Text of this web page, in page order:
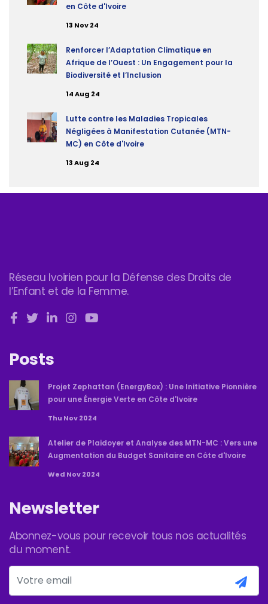
en Côte d'Ivoire
13 Nov 24
Renforcer l’Adaptation Climatique en
Afrique de l’Ouest : Un Engagement pour la
Biodiversité et l’Inclusion
14 Aug 24
Lutte contre les Maladies Tropicales
Négligées à Manifestation Cutanée (MTN-
MC) en Côte d'Ivoire
13 Aug 24
Réseau Ivoirien pour la Défense des Droits de
l’Enfant et de la Femme.
Posts
Projet Zephattan (EnergyBox) : Une Initiative Pionnière
pour une Énergie Verte en Côte d'Ivoire
Thu Nov 2024
Atelier de Plaidoyer et Analyse des MTN-MC : Vers une
Augmentation du Budget Sanitaire en Côte d'Ivoire
Wed Nov 2024
Newsletter
Abonnez-vous pour recevoir tous nos actualités
du moment.